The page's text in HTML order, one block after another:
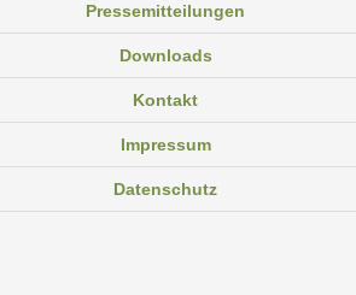
Pressemitteilungen
Downloads
Kontakt
Impressum
Datenschutz